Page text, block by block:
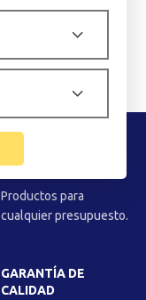
TODOS
Productos para
cualquier presupuesto.
GARANTÍA DE
CALIDAD